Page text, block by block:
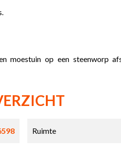
moestuin op een steenworp
Ruimte